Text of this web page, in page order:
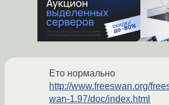
Ето нормально
http://www.freeswan.org/
wan-1.97/doc/index.html